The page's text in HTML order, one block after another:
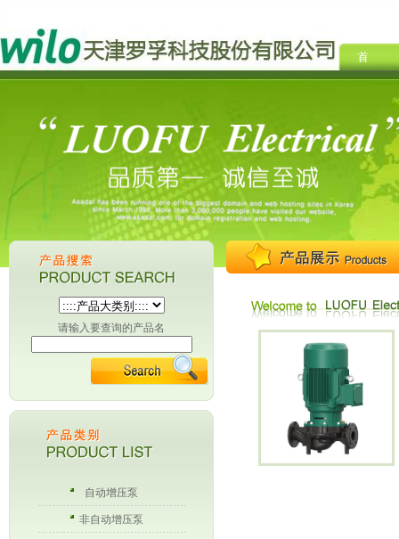
请输入要查询的产品名
自动增压泵
非自动增压泵